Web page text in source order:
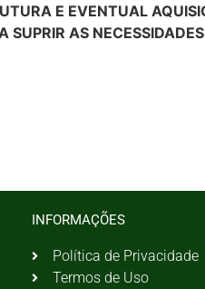
E EVENTUAL
SUPRIR AS
INFORMAÇÕES
Política de Privacidade
Termos de Uso